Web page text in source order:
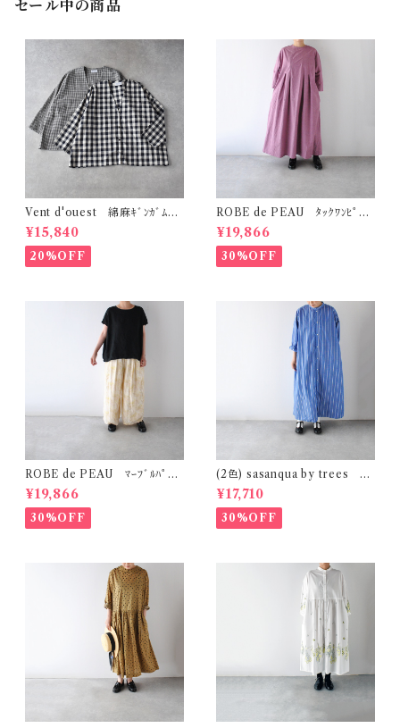
セール中の商品
Vent d'ouest 綿麻ｷﾞﾝｶﾞﾑﾁｪ
ｯｸ ﾉｰｶﾗｰｼﾞｬｹｯﾄ VE19621
¥15,840
20%OFF
ROBE de PEAU ﾀｯｸﾜﾝﾋﾟｰｽ
(ﾌﾟﾗﾑ) R342
¥19,866
30%OFF
ROBE de PEAU ﾏｰﾌﾞﾙﾊﾟﾀｰ
ﾝ ﾜｲﾄﾞﾊﾟﾝﾂ (ｽｷﾝﾏｰﾌﾞﾙ(ｲｴﾛｰ系)
) R303
¥19,866
30%OFF
(2色) sasanqua by trees ｶｹ
ｱｲﾜﾝﾋﾟｰｽ AN-318
¥17,710
30%OFF